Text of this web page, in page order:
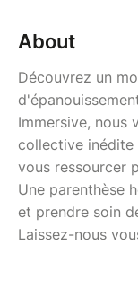
About
Découvrez un
Immersive, nous
collective
vous ressourcer
Une parenthèse
et prendre soin
Laissez-nous